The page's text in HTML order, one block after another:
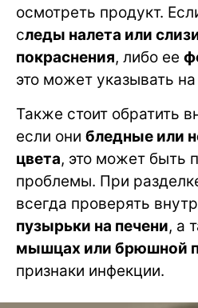
осмотреть продукт.
следы налета или
покраснения, либо ее
это может указывать
Также стоит обратить
если они бледные или
цвета, это может быть
проблемы. При
всегда проверять
пузырьки на печени, а
мышцах или брюшной
признаки инфекции.